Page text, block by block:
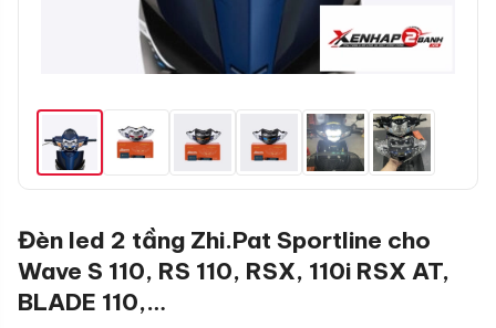
Đèn led 2 tầng Zhi.Pat Sportline cho
Wave S 110, RS 110, RSX, 110i RSX AT,
BLADE 110,…